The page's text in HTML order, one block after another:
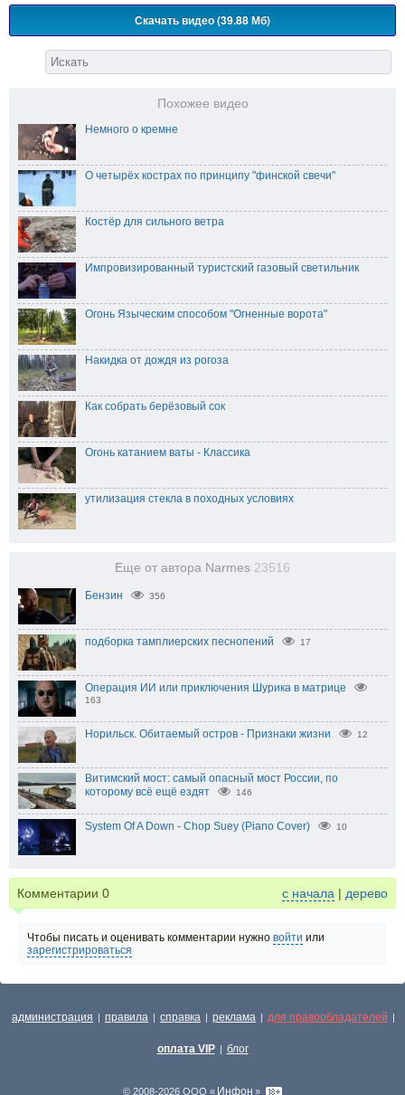
Скачать видео (39.88 Мб)
Похожее видео
Немного о кремне
О четырёх кострах по принципу "финской свечи"
Костёр для сильного ветра
Импровизированный туристский газовый светильник
Огонь Языческим способом "Огненные ворота"
Накидка от дождя из рогоза
Как собрать берёзовый сок
Огонь катанием ваты - Классика
утилизация стекла в походных условиях
Еще от автора Narmes 23516
Бензин 356
подборка тамплиерских песнопений 17
Операция ИИ или приключения Шурика в матрице
163
Норильск. Обитаемый остров - Признаки жизни 12
Витимский мост: самый опасный мост России, по
которому всё ещё ездят
146
System Of A Down - Chop Suey (Piano Cover) 10
Комментарии 0 с начала | дерево
Чтобы писать и оценивать комментарии нужно войти или
зарегистрироваться
администрация | правила | справка | реклама | для правообладателей |
оплата VIP | блог
© 2008-2026 ООО « Инфон »